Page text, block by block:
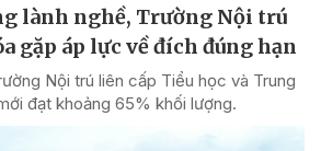
lành nghề, Trường Nội trú
gặp áp lực về đích đúng hạn
Nội trú liên cấp Tiểu học và Trung
đạt khoảng 65% khối lượng.